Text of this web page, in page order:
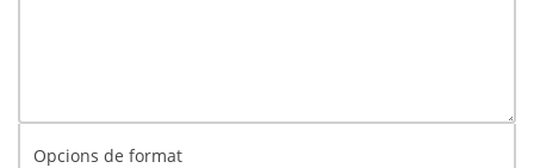
Opcions de format